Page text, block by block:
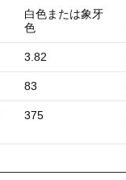
白色または象牙
色
3.82
83
375